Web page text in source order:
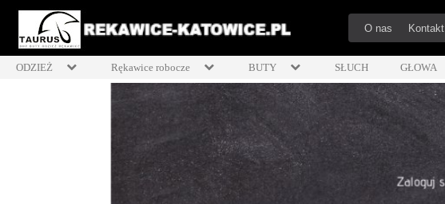
O nas Kontakt
ODZIEŻ Rękawice robocze BUTY SŁUCH GŁOWA